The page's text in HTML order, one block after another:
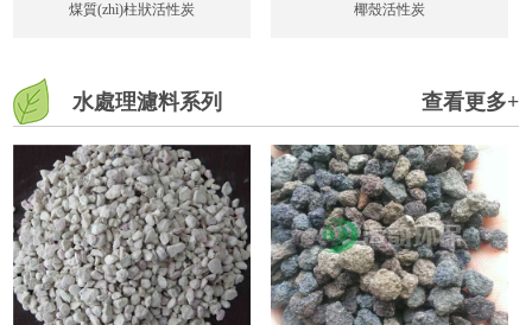
煤質(zhì)柱狀活性炭 椰殼活性炭
水處理濾料系列 查看更多+